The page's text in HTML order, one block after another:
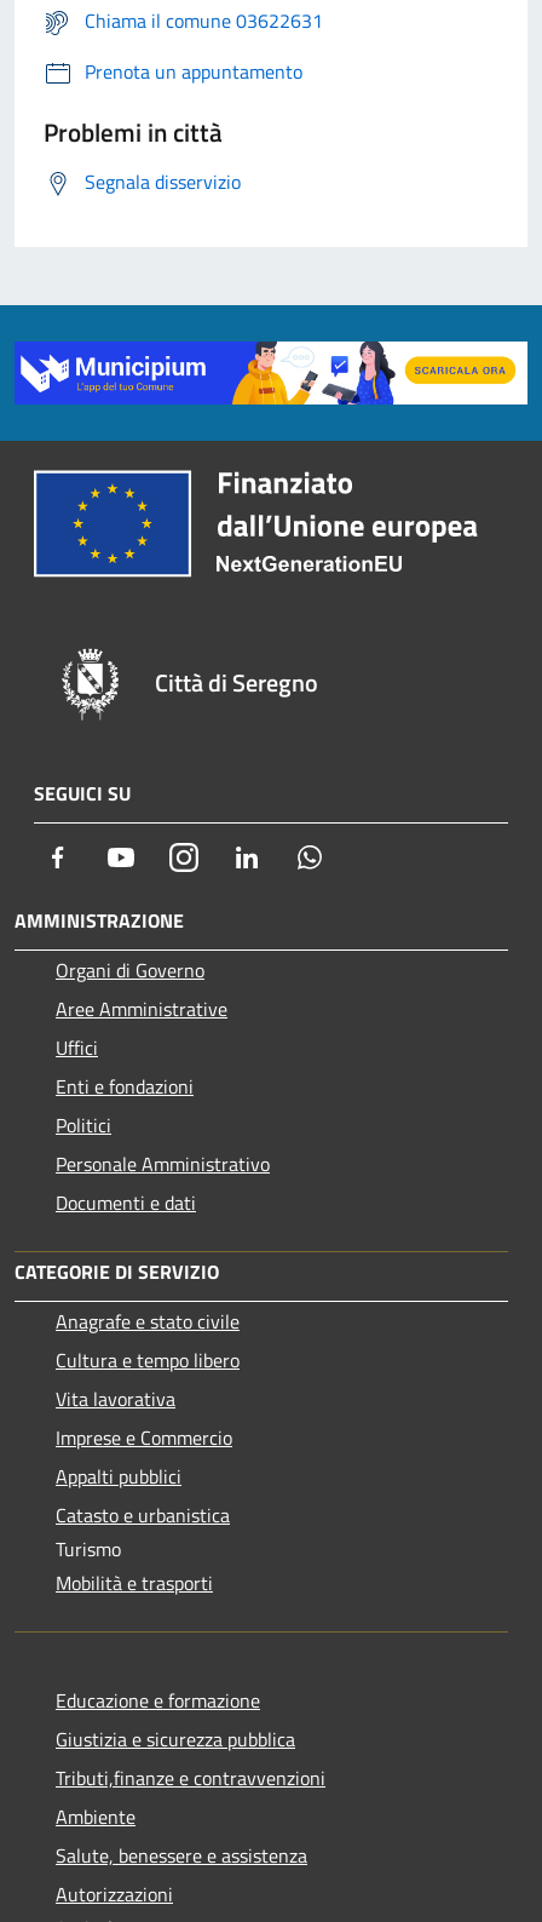
Chiama il comune 03622631
Prenota un appuntamento
Problemi in città
Segnala disservizio
Città di Seregno
SEGUICI SU
Facebook YoutubeInstagram LinkedIn
AMMINISTRAZIONE
Organi di Governo
Aree Amministrative
Uffici
Enti e fondazioni
Politici
Personale Amministrativo
Documenti e dati
CATEGORIE DI SERVIZIO
Anagrafe e stato civile
Cultura e tempo libero
Vita lavorativa
Imprese e Commercio
Appalti pubblici
Catasto e urbanistica
Turismo
Mobilità e trasporti
Educazione e formazione
Giustizia e sicurezza pubblica
Tributi,finanze e contravvenzioni
Ambiente
Salute, benessere e assistenza
Autorizzazioni